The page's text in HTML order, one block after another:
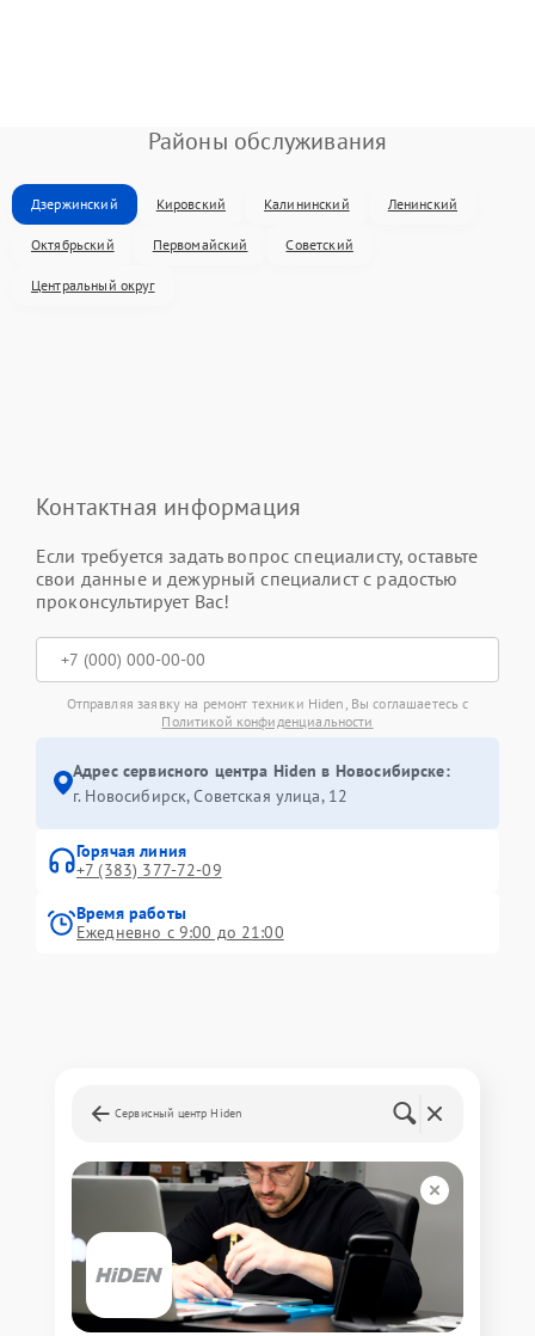
Районы обслуживания
Дзержинский Кировский Калининский Ленинский
Октябрьский Первомайский Советский
Центральный округ
Контактная информация
Если требуется задать вопрос специалисту, оставьте
свои данные и дежурный специалист с радостью
проконсультирует Вас!
Отправляя заявку на ремонт техники Hiden, Вы соглашаетесь с
Политикой конфиденциальности
Адрес сервисного центра Hiden в Новосибирске:
г. Новосибирск, Советская улица, 12
Горячая линия
+7 (383) 377-72-09
Время работы
Ежедневно с 9:00 до 21:00
Сервисный центр Hiden